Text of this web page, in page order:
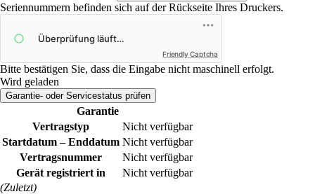
Seriennummern befinden sich auf der Rückseite Ihres Druckers.
Friendly Captcha
Bitte bestätigen Sie, dass die Eingabe nicht maschinell erfolgt.
Wird geladen
Garantie- oder Servicestatus prüfen​
Garantie
Vertragstyp
Nicht verfügbar
Startdatum – Enddatum Nicht verfügbar
Vertragsnummer
Nicht verfügbar
Gerät registriert in
Nicht verfügbar
(Zuletzt)